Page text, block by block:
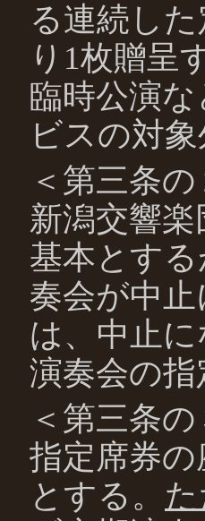
る連続し
り1枚贈呈
臨時公演
ビスの対象
＜第三条の
新潟交響
基本とす
奏会が中
は、中止
演奏会の
＜第三条の
指定席券
とする。